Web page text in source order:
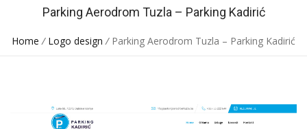
Parking Aerodrom Tuzla – Parking Kadirić
Home / Logo design /Parking Aerodrom Tuzla – Parking Kadirić